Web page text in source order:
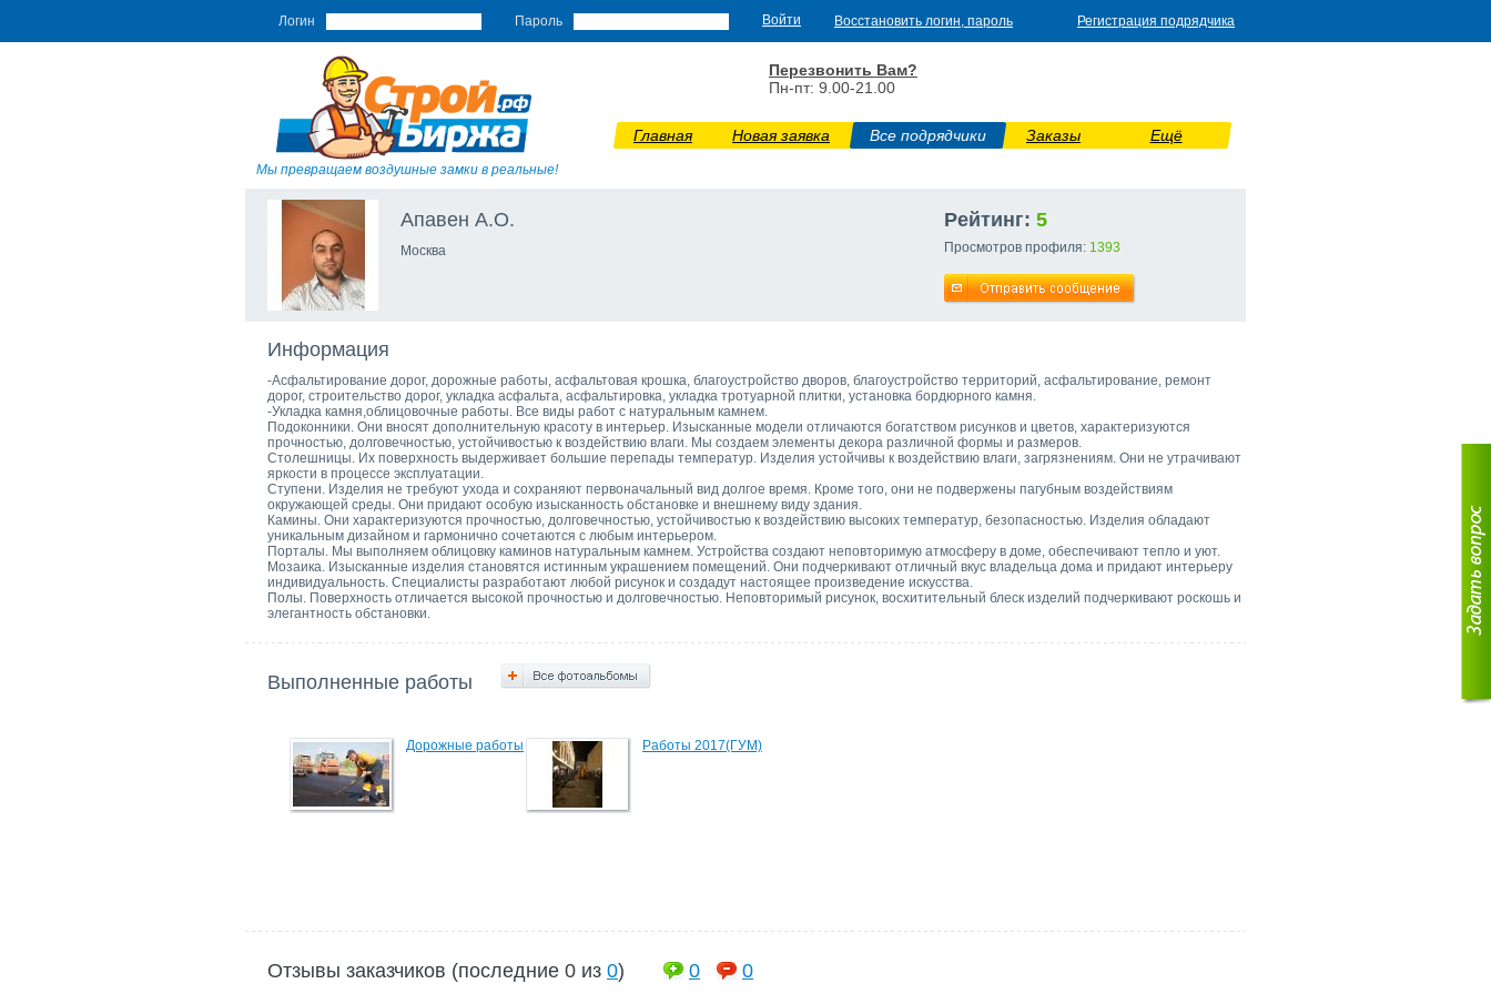
Логин Пароль Восстановить логин, пароль Регистрация подрядчика
Мы превращаем воздушные замки в реальные!
Перезвонить Вам?
Пн-пт: 9.00-21.00
Главная Новая заявка Все подрядчики Заказы Ещё
Апавен А.О.
Москва
Рейтинг: 5
Просмотров профиля: 1393
Информация
-Асфальтирование дорог, дорожные работы, асфальтовая крошка, благоустройство дворов, благоустройство территорий, асфальтирование, ремонт
дорог, строительство дорог, укладка асфальта, асфальтировка, укладка тротуарной плитки, установка бордюрного камня.
-Укладка камня,облицовочные работы. Все виды работ с натуральным камнем.
Подоконники. Они вносят дополнительную красоту в интерьер. Изысканные модели отличаются богатством рисунков и цветов, характеризуются
прочностью, долговечностью, устойчивостью к воздействию влаги. Мы создаем элементы декора различной формы и размеров.
Столешницы. Их поверхность выдерживает большие перепады температур. Изделия устойчивы к воздействию влаги, загрязнениям. Они не утрачивают
яркости в процессе эксплуатации.
Ступени. Изделия не требуют ухода и сохраняют первоначальный вид долгое время. Кроме того, они не подвержены пагубным воздействиям
окружающей среды. Они придают особую изысканность обстановке и внешнему виду здания.
Камины. Они характеризуются прочностью, долговечностью, устойчивостью к воздействию высоких температур, безопасностью. Изделия обладают
уникальным дизайном и гармонично сочетаются с любым интерьером.
Порталы. Мы выполняем облицовку каминов натуральным камнем. Устройства создают неповторимую атмосферу в доме, обеспечивают тепло и уют.
Мозаика. Изысканные изделия становятся истинным украшением помещений. Они подчеркивают отличный вкус владельца дома и придают интерьеру
индивидуальность. Специалисты разработают любой рисунок и создадут настоящее произведение искусства.
Полы. Поверхность отличается высокой прочностью и долговечностью. Неповторимый рисунок, восхитительный блеск изделий подчеркивают роскошь и
элегантность обстановки.
Выполненные работы
Дорожные работы Работы 2017(ГУМ)
Отзывы заказчиков (последние 0 из 0) 0 0